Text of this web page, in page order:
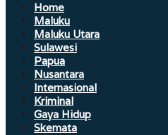
Home
Maluku
Maluku Utara
Sulawesi
Papua
Nusantara
Internasional
Kriminal
Gaya Hidup
Skemata